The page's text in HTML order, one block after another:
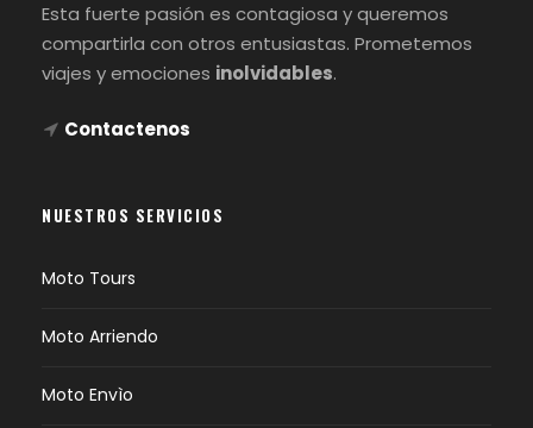
Esta fuerte pasión es contagiosa y queremos
compartirla con otros entusiastas. Prometemos
viajes y emociones inolvidables.
Contactenos
NUESTROS SERVICIOS
Moto Tours
Moto Arriendo
Moto Envìo